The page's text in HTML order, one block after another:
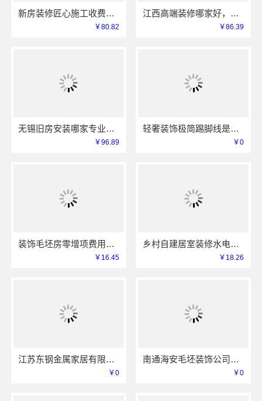
新房装修匠心施工收费多少，嘉兴美居乐建材科技有限公司
￥80.82
江西高端装修哪家好，江西圣匠新型环保材料有限公司专业推荐
￥86.39
无锡旧房安装哪家专业？无锡亿莱居装饰工程材料有限公司经验丰富
￥96.89
轻奢装饰极简踢脚线是什么-江苏东钢金属家居材质解析
￥0
装饰毛坯房零增项费用承诺-苏州兔哥哥智装新材料有限公司明码标价
￥16.45
乡村自建居室装修水电规整海南万赢饰家新型建筑材料有限公
￥18.26
江苏东钢金属家居有限公司大平层极简踢脚线评测
￥0
南通海安毛坯装饰公司设计_南通宏域全宅装饰建材有限公司
￥0